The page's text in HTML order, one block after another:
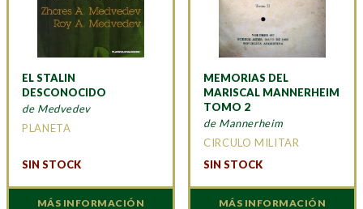
EL STALIN
DESCONOCIDO
de Medvedev
PLANETA
SIN STOCK
MÁS INFORMACIÓN
MEMORIAS DEL
MARISCAL MANNERHEIM
TOMO 2
de Mannerheim
CIRCULO MILITAR
SIN STOCK
MÁS INFORMACIÓN